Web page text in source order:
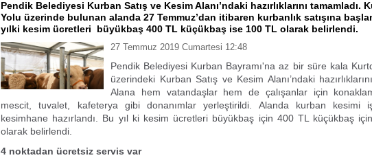
Pendik Belediyesi Kurban Satış ve Kesim Alanı’ndaki hazırlıklarını tamamladı.
Yolu üzerinde bulunan alanda 27 Temmuz’dan itibaren kurbanlık satışına
yılki kesim ücretleri büyükbaş 400 TL küçükbaş ise 100 TL olarak belirlendi.
27 Temmuz 2019 Cumartesi 12:48
Pendik Belediyesi Kurban Bayramı'na az bir süre kala
üzerindeki Kurban Satış ve Kesim Alanı’ndaki
Alana hem vatandaşlar hem de çalışanlar için
mescit, tuvalet, kafeterya gibi donanımlar yerleştirildi. Alanda kurban kesimi
kesimhane hazırlandı. Bu yıl ki kesim ücretleri büyükbaş için 400 TL küçükbaş
olarak belirlendi.
4 noktadan ücretsiz servis var